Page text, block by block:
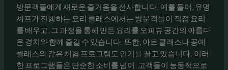
방문객들에게 새로운 즐거움을 선사합니다. 예를 들어, 유명
셰프가 진행하는 요리 클래스에서는 방문객들이 직접 요리
를 배우고, 그 과정을 통해 만든 요리를 오피뷰 공간의 아름다
운 경치와 함께 즐길 수 있습니다. 또한, 아트 클래스나 공예
클래스와 같은 체험 프로그램도 인기를 끌고 있습니다. 이러
한 프로그램들은 단순한 소비를 넘어, 고객들이 능동적으로